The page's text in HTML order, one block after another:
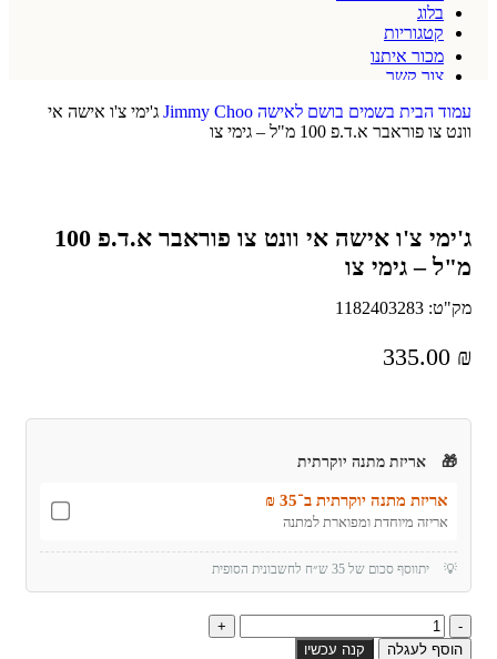
בלוג
קטגוריות
מכור איתנו
צור קשר
עמוד הבית בשמים בושם לאישה Jimmy Choo ג'ימי צ'ו אישה אי
וונט צו פוראבר א.ד.פ 100 מ"ל – גימי צו
ג'ימי צ'ו אישה אי וונט צו פוראבר א.ד.פ 100
מ"ל – גימי צו
מק"ט: 1182403283
335.00 ₪
🎁 אריזת מתנה יוקרתית
אריזת מתנה יוקרתית ב־35 ₪
אריזה מיוחדת ומפוארת למתנה
💡 יתווסף סכום של 35 ש״ח לחשבונית הסופית
הוסף לעגלה קנה עכשיו